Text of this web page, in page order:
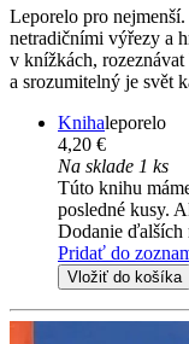
Leporelo pro
netradičními výřezy a
v knížkách,
a srozumitelný je svět
Knihaleporelo
4,20 €
Na sklade 1 ks
Túto knihu
posledné kusy.
Dodanie ďalších
Pridať do
Vložiť do košíka